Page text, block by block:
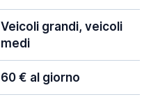
Veicoli grandi, veicoli
medi
60 € al giorno